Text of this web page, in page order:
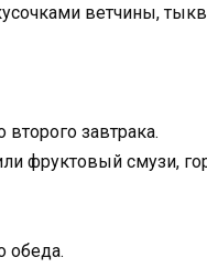
ветчины,
завтрака.
фруктовый смузи,
обеда.